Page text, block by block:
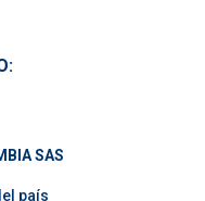
SAS
país